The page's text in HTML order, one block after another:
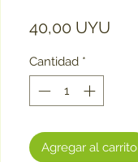
40,00 UYU
Cantidad *
Agregar al carrito